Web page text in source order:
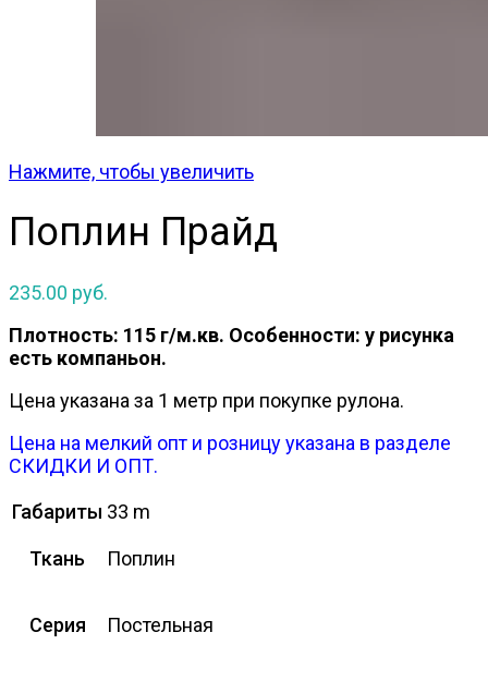
Нажмите, чтобы увеличить
Поплин Прайд
235.00 руб.
Плотность: 115 г/м.кв. Особенности: у рисунка
есть компаньон.
Цена указана за 1 метр при покупке рулона.
Цена на мелкий опт и розницу указана в разделе
СКИДКИ И ОПТ.
Габариты 33 m
Ткань Поплин
Серия Постельная